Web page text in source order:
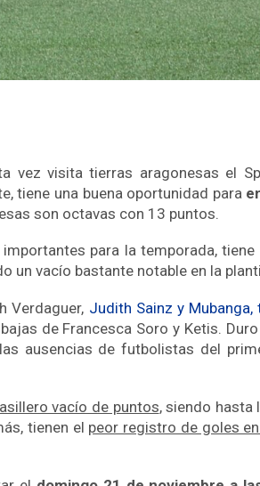
vez visita tierras aragonesas el
tiene una buena oportunidad para
son octavas con 13 puntos.
para la temporada, tiene
un vacío bastante notable en la
Verdaguer, Judith Sainz y
de Francesca Soro y Ketis.
ausencias de futbolistas del
vacío de puntos, siendo hasta
tienen el peor registro de goles